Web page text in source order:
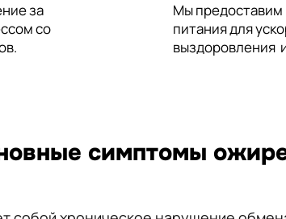
за
со
Мы
питания для
выздоровления
симптомы